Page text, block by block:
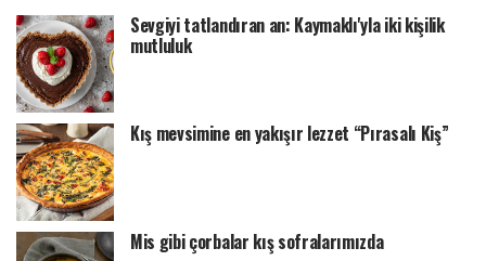
Sevgiyi tatlandıran an: Kaymaklı'yla iki kişilik
mutluluk
Kış mevsimine en yakışır lezzet “Pırasalı Kiş”
Mis gibi çorbalar kış sofralarımızda